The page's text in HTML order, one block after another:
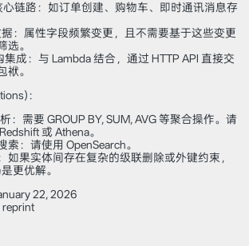
心链路：如订单创建、购物车、即时通讯消息存
据：属性字段频繁变更，且不需要基于这些变更
选。
集成：与 Lambda 结合，通过 HTTP API 直接交
袱。
：
：需要 GROUP BY, SUM, AVG 等聚合操作。请
或 Athena。
索：请使用 OpenSearch。
如果实体间存在复杂的级联删除或外键约束，
更优解。
22, 2026